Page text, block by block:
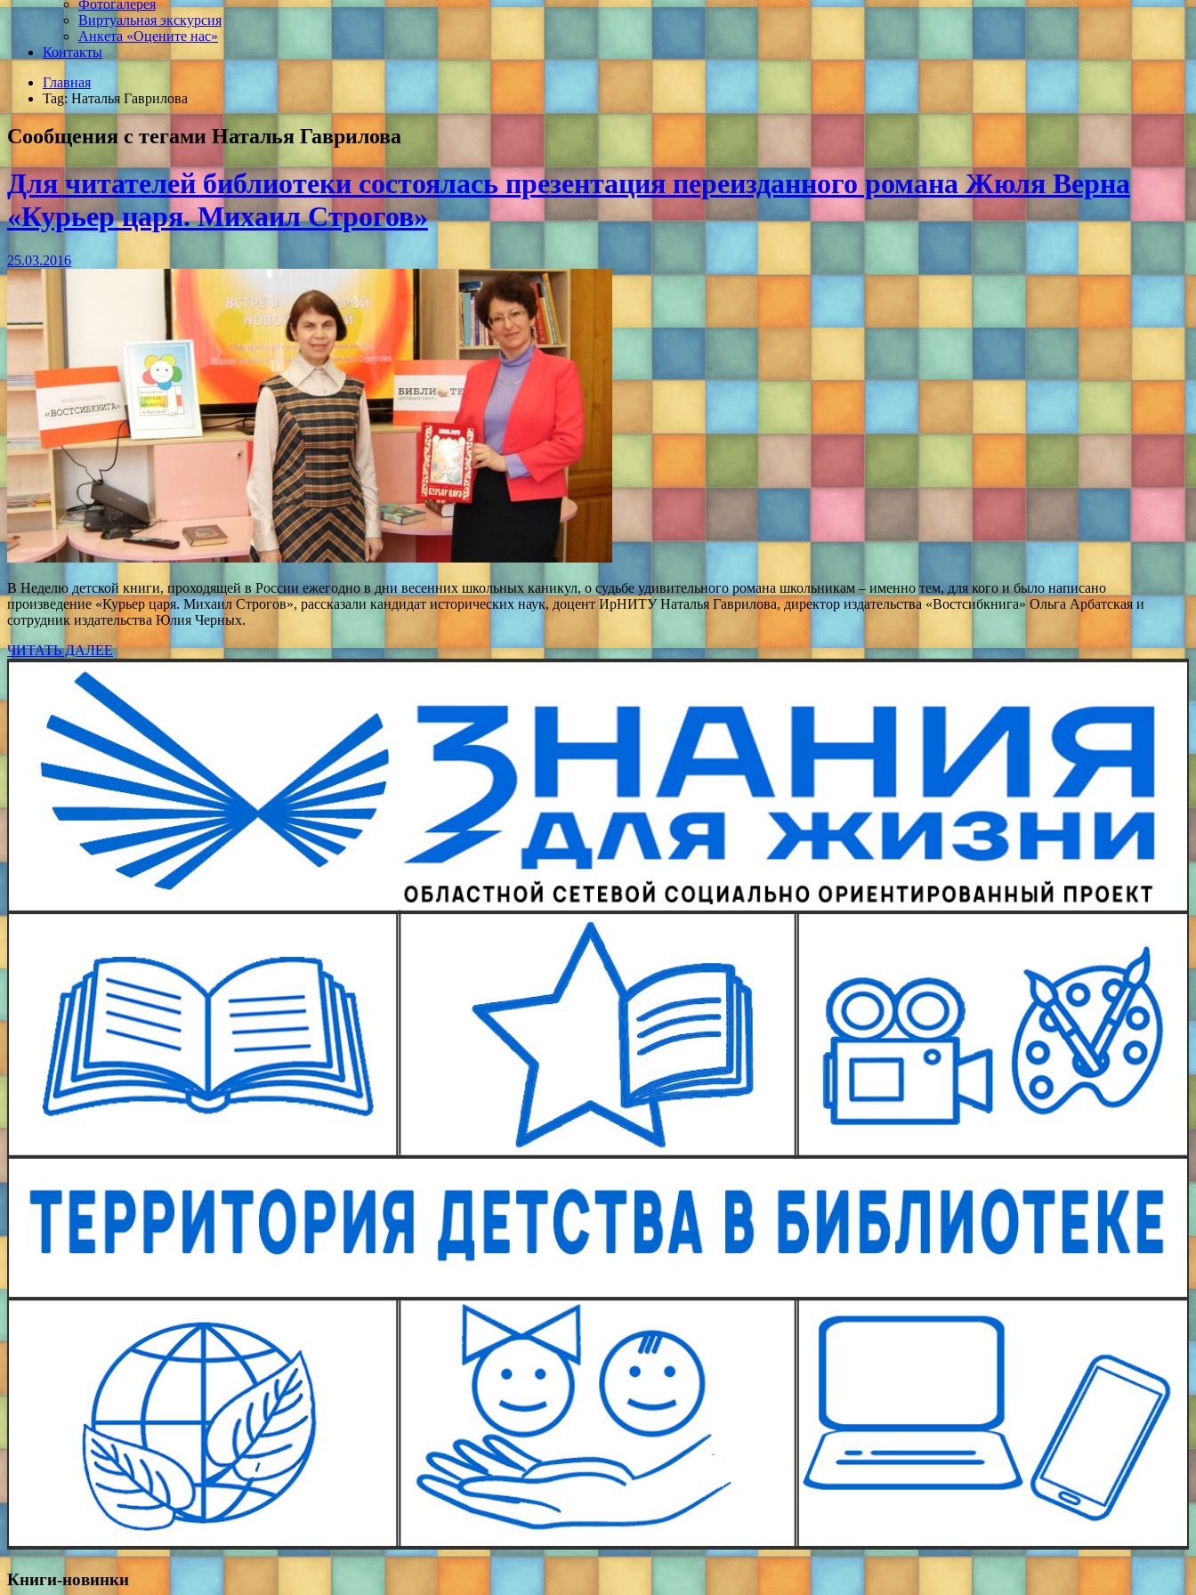
Фотогалерея
Виртуальная экскурсия
Анкета «Оцените нас»
Контакты
Главная
Tag: Наталья Гаврилова
Сообщения с тегами Наталья Гаврилова
Для читателей библиотеки состоялась презентация переизданного романа Жюля Верна
«Курьер царя. Михаил Строгов»
25.03.2016
В Неделю детской книги, проходящей в России ежегодно в дни весенних школьных каникул, о судьбе удивительного романа школьникам – именно тем, для кого и было написано
произведение «Курьер царя. Михаил Строгов», рассказали кандидат исторических наук, доцент ИрНИТУ Наталья Гаврилова, директор издательства «Востсибкнига» Ольга Арбатская и
сотрудник издательства Юлия Черных.
ЧИТАТЬ ДАЛЕЕ
Книги-новинки